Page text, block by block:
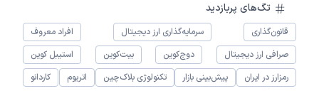
تگ‌های پربازدید
قانون‌گذاری سرمایه‌گذاری ارز دیجیتال
افراد معروف
صرافی ارز دیجیتال
دوج‌کوین بیت‌کوین
استیبل کوین
رمزارز در ایران
پیش‌بینی بازار تکنولوژی بلاک‌چین اتریوم
کاردانو